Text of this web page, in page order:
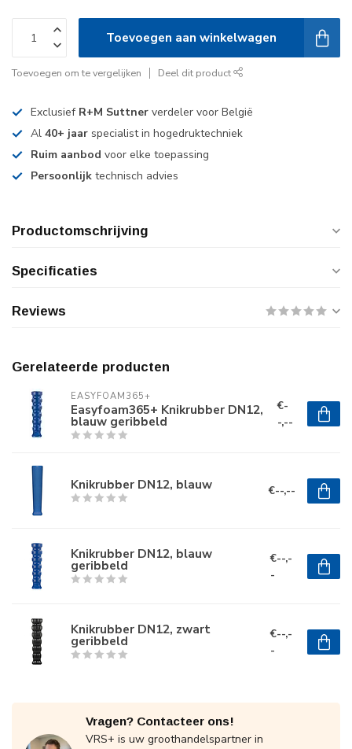
Toevoegen aan winkelwagen
Toevoegen om te vergelijken Deel dit product
Exclusief R+M Suttner verdeler voor België
Al 40+ jaar specialist in hogedruktechniek
Ruim aanbod voor elke toepassing
Persoonlijk technisch advies
Productomschrijving
Specificaties
Reviews
Gerelateerde producten
EASYFOAM365+
Easyfoam365+ Knikrubber DN12,
blauw geribbeld
€-
-,--
Knikrubber DN12, blauw €--,--
Knikrubber DN12, blauw
geribbeld
€--,-
-
Knikrubber DN12, zwart
geribbeld
€--,-
-
Vragen? Contacteer ons!
VRS+ is uw groothandelspartner in